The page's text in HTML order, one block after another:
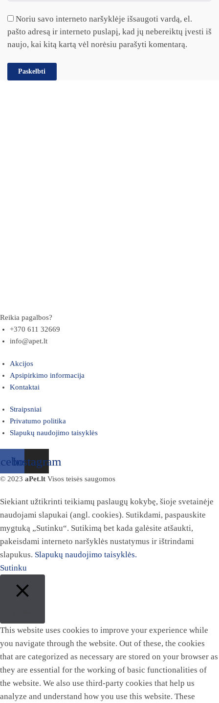
Noriu savo interneto naršyklėje išsaugoti vardą, el.
pašto adresą ir interneto puslapį, kad jų nebereiktų įvesti iš
naujo, kai kitą kartą vėl norėsiu parašyti komentarą.
Reikia pagalbos?
+370 611 32669
info@apet.lt
Akcijos
Apsipirkimo informacija
Kontaktai
Straipsniai
Privatumo politika
Slapukų naudojimo taisyklės
Instagram
© 2023 aPet.lt Visos teisės saugomos
Siekiant užtikrinti teikiamų paslaugų kokybę, šioje svetainėje
naudojami slapukai (angl. cookies). Sutikdami, paspauskite
mygtuką „Sutinku“. Sutikimą bet kada galėsite atšaukti,
pakeisdami interneto naršyklės nustatymus ir ištrindami
slapukus. Slapukų naudojimo taisyklės.
Sutinku
This website uses cookies to improve your experience while
you navigate through the website. Out of these, the cookies
that are categorized as necessary are stored on your browser as
they are essential for the working of basic functionalities of
the website. We also use third-party cookies that help us
analyze and understand how you use this website. These